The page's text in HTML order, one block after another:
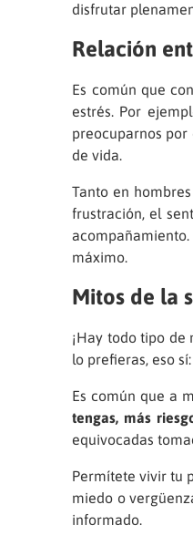
disfrutar
Relación
Es común que
estrés. Por
preocuparnos
de vida.
Tanto en
frustración, el
máximo.
Mitos de la
¡Hay todo tipo de
lo prefieras, eso
Es común que a
tengas, más
equivocadas
Permítete vivir tu
miedo o
informado.